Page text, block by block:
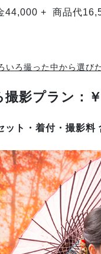
+ 商品代
いろ撮った中から選び
影プラン：
ット・着付・ 撮影料